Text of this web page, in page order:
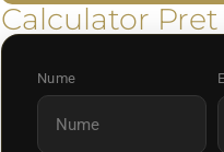
Calculator Pret
Nume